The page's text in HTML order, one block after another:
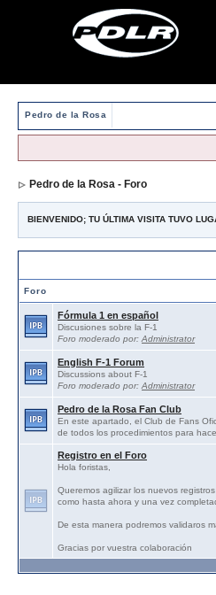
Pedro de la Rosa
Pedro de la Rosa - Foro
BIENVENIDO; TU ÚLTIMA VISITA TUVO
Foro
Fórmula 1 en español
Discusiones sobre la F-1
Foro moderado por: Administrator
English F-1 Forum
Discussions about F-1
Foro moderado por: Administrator
Pedro de la Rosa Fan Club
En este apartado, el Club de Fans
de todos los procedimientos para
Registro en el Foro
Hola foristas,
Queremos agilizar los nuevos
como hasta ahora y una vez
De esta manera podremos validaros
Gracias por vuestra colaboración